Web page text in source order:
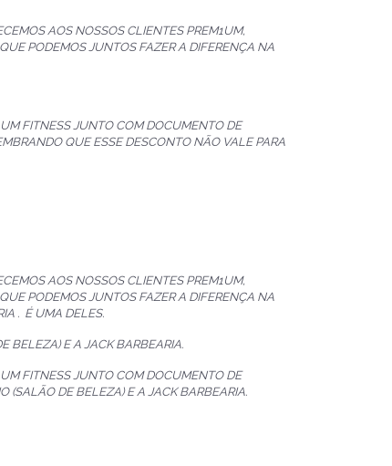
AOS NOSSOS CLIENTES PREM1UM,
PODEMOS JUNTOS FAZER A DIFERENÇA NA
FITNESS JUNTO COM DOCUMENTO DE
QUE ESSE DESCONTO NÃO VALE PARA
AOS NOSSOS CLIENTES PREM1UM,
PODEMOS JUNTOS FAZER A DIFERENÇA NA
. É UMA DELES.
BELEZA) E A JACK BARBEARIA.
FITNESS JUNTO COM DOCUMENTO DE
(SALÃO DE BELEZA) E A JACK BARBEARIA.